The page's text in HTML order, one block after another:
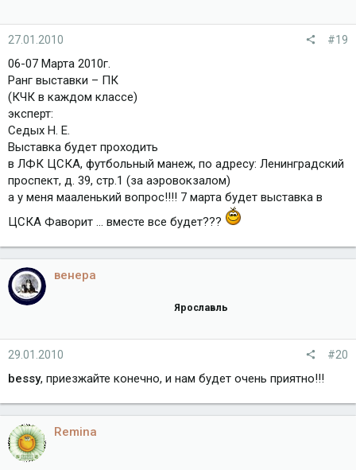
27.01.2010 #19
06-07 Марта 2010г.
Ранг выставки – ПК
(КЧК в каждом классе)
эксперт:
Седых Н. Е.
Выставка будет проходить
в ЛФК ЦСКА, футбольный манеж, по адресу: Ленинградский
проспект, д. 39, стр.1 (за аэровокзалом)
а у меня мааленький вопрос!!!! 7 марта будет выставка в
ЦСКА Фаворит ... вместе все будет???
венера
Ярославль
29.01.2010 #20
bessy, приезжайте конечно, и нам будет очень приятно!!!
Remina